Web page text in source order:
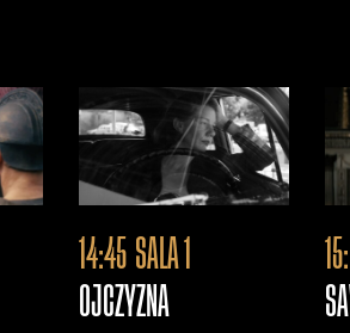
Otwiera się w nowym oknie - Bilety24
14:45 SALA 1 Otwiera się w
OJCZYZNA